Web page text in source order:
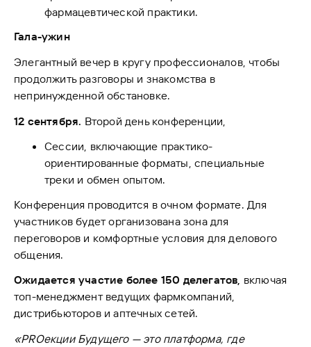
фармацевтической практики.
Гала-ужин
Элегантный вечер в кругу профессионалов, чтобы
продолжить разговоры и знакомства в
непринужденной обстановке.
12 сентября. Второй день конференции,
Сессии, включающие практико-
ориентированные форматы, специальные
треки и обмен опытом.
Конференция проводится в очном формате. Для
участников будет организована зона для
переговоров и комфортные условия для делового
общения.
Ожидается участие более 150 делегатов, включая
топ-менеджмент ведущих фармкомпаний,
дистрибьюторов и аптечных сетей.
«PROекции Будущего — это платформа, где